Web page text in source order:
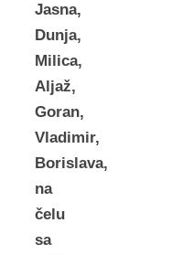
Jasna,
Dunja,
Milica,
Aljaž,
Goran,
Vladimir,
Borislava,
na
čelu
sa